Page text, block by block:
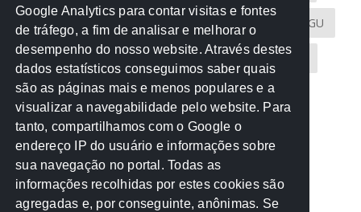
Atricon Audicom CAU-MT CGU
CREA-MT Eventos MPC-MT MPE-MT
MPF Notícias PF PGE-MT PGR
Receita Federal Sem categoria
TCE-MT TCU TRE
Google Analytics para contar visitas e fontes
de tráfego, a fim de analisar e melhorar o
desempenho do nosso website. Através destes
dados estatísticos conseguimos saber quais
são as páginas mais e menos populares e a
visualizar a navegabilidade pelo website. Para
tanto, compartilhamos com o Google o
endereço IP do usuário e informações sobre
sua navegação no portal. Todas as
informações recolhidas por estes cookies são
agregadas e, por conseguinte, anônimas. Se